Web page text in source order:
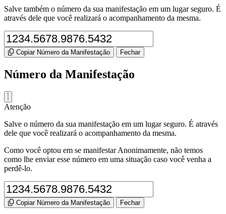
Salve também o número da sua manifestação em um lugar seguro. É
através dele que você realizará o acompanhamento da mesma.
Copiar Número da Manifestação Fechar
Número da Manifestação
Atenção
Salve o número da sua manifestação em um lugar seguro. É através
dele que você realizará o acompanhamento da mesma.
Como você optou em se manifestar Anonimamente, não temos
como lhe enviar esse número em uma situação caso você venha a
perdê-lo.
Copiar Número da Manifestação Fechar